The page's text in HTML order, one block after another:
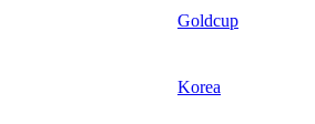
Goldcup
Korea